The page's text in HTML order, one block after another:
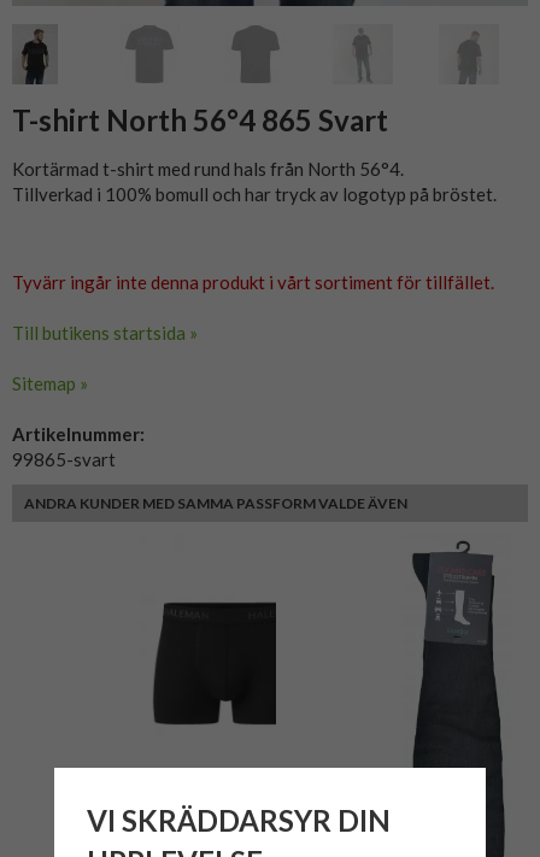
T-shirt North 56°4 865 Svart
Kortärmad t-shirt med rund hals från North 56°4.
Tillverkad i 100% bomull och har tryck av logotyp på bröstet.
Tyvärr ingår inte denna produkt i vårt sortiment för tillfället.
Till butikens startsida »
Sitemap »
Artikelnummer:
99865-svart
ANDRA KUNDER MED SAMMA PASSFORM VALDE ÄVEN
VI SKRÄDDARSYR DIN